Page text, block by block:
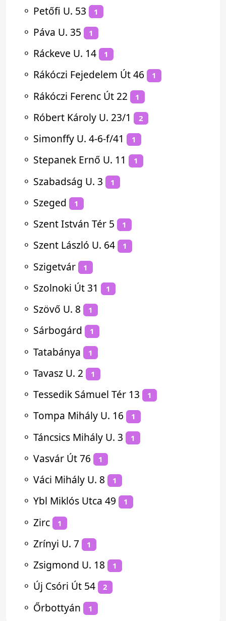
⚬ Petőfi U. 53 1
⚬ Páva U. 35 1
⚬ Ráckeve U. 14 1
⚬ Rákóczi Fejedelem Út 46 1
⚬ Rákóczi Ferenc Út 22 1
⚬ Róbert Károly U. 23/1 2
⚬ Simonffy U. 4-6-f/41 1
⚬ Stepanek Ernő U. 11 1
⚬ Szabadság U. 3 1
⚬ Szeged 1
⚬ Szent István Tér 5 1
⚬ Szent László U. 64 1
⚬ Szigetvár 1
⚬ Szolnoki Út 31 1
⚬ Szövő U. 8 1
⚬ Sárbogárd 1
⚬ Tatabánya 1
⚬ Tavasz U. 2 1
⚬ Tessedik Sámuel Tér 13 1
⚬ Tompa Mihály U. 16 1
⚬ Táncsics Mihály U. 3 1
⚬ Vasvár Út 76 1
⚬ Váci Mihály U. 8 1
⚬ Ybl Miklós Utca 49 1
⚬ Zirc 1
⚬ Zrínyi U. 7 1
⚬ Zsigmond U. 18 1
⚬ Új Csóri Út 54 2
⚬ Őrbottyán 1